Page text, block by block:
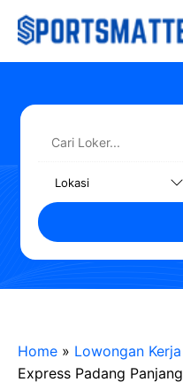
Langsung
Home » Lowongan Kerja
Express Padang Panjang